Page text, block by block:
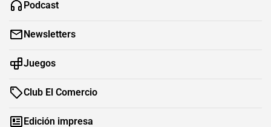
Podcast
Newsletters
Juegos
Club El Comercio
Edición impresa